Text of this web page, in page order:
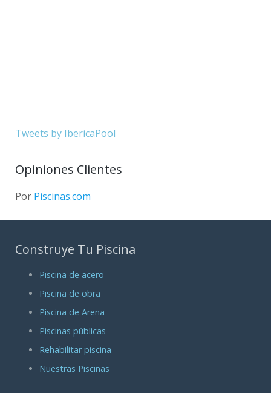
Tweets by IbericaPool
Opiniones Clientes
Por Piscinas.com
Construye Tu Piscina
Piscina de acero
Piscina de obra
Piscina de Arena
Piscinas públicas
Rehabilitar piscina
Nuestras Piscinas